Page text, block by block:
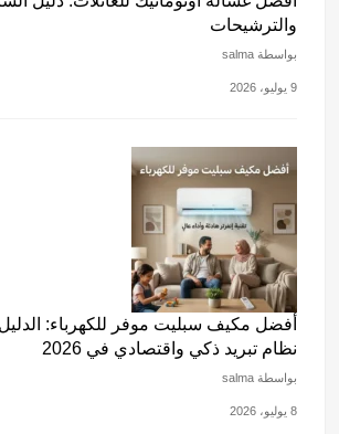
والترشيحات
بواسطة salma
9 يوليو، 2026
أفضل مكيف سبليت موفر للكهرباء: الدليل
نظام تبريد ذكي واقتصادي في 2026
بواسطة salma
8 يوليو، 2026